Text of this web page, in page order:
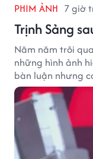
PHIM ẢNH 7 giờ
Trịnh Sảng
Năm năm trôi
những hình ảnh
bàn luận nhưng
vời.